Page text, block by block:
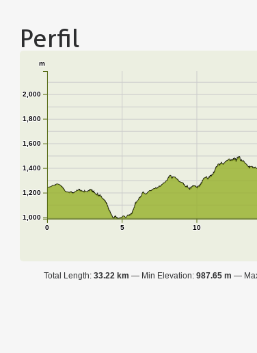
Perfil
0 5 10
1,000
1,200
1,400
1,600
1,800
2,000
m
Total Length: 33.22 km Min Elevation: 987.65 m